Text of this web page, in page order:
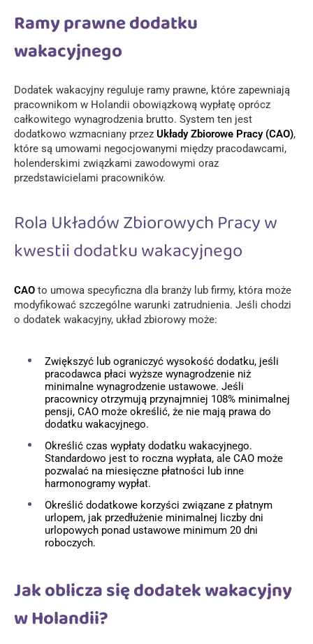
Ramy prawne dodatku
wakacyjnego
Dodatek wakacyjny reguluje ramy prawne, które zapewniają
pracownikom w Holandii obowiązkową wypłatę oprócz
całkowitego wynagrodzenia brutto. System ten jest
dodatkowo wzmacniany przez Układy Zbiorowe Pracy (CAO),
które są umowami negocjowanymi między pracodawcami,
holenderskimi związkami zawodowymi oraz
przedstawicielami pracowników.
Rola Układów Zbiorowych Pracy w
kwestii dodatku wakacyjnego
CAO to umowa specyficzna dla branży lub firmy, która może
modyfikować szczególne warunki zatrudnienia. Jeśli chodzi
o dodatek wakacyjny, układ zbiorowy może:
Zwiększyć lub ograniczyć wysokość dodatku, jeśli
pracodawca płaci wyższe wynagrodzenie niż
minimalne wynagrodzenie ustawowe. Jeśli
pracownicy otrzymują przynajmniej 108% minimalnej
pensji, CAO może określić, że nie mają prawa do
dodatku wakacyjnego.
Określić czas wypłaty dodatku wakacyjnego.
Standardowo jest to roczna wypłata, ale CAO może
pozwalać na miesięczne płatności lub inne
harmonogramy wypłat.
Określić dodatkowe korzyści związane z płatnym
urlopem, jak przedłużenie minimalnej liczby dni
urlopowych ponad ustawowe minimum 20 dni
roboczych.
Jak oblicza się dodatek wakacyjny
w Holandii?